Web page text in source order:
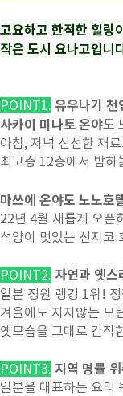
고요하고 한적한 힐링
작은 도시 요나고입니
POINT1. 유우나기 천
사카이 미나토 온야도
아침, 저녁 신선한 재
최고층 12층에서 밤하
마쓰에 온야도 노노호
22년 4월 새롭게 오픈
석양이 멋있는 신지코
POINT2. 자연과 옛스
일본 정원 랭킹 1위!
겨울에도 지지않는 모
옛모습을 그대로 간직
POINT3. 지역 명물
일본을 대표하는 요리